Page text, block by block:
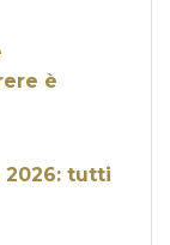
è
2026: tutti